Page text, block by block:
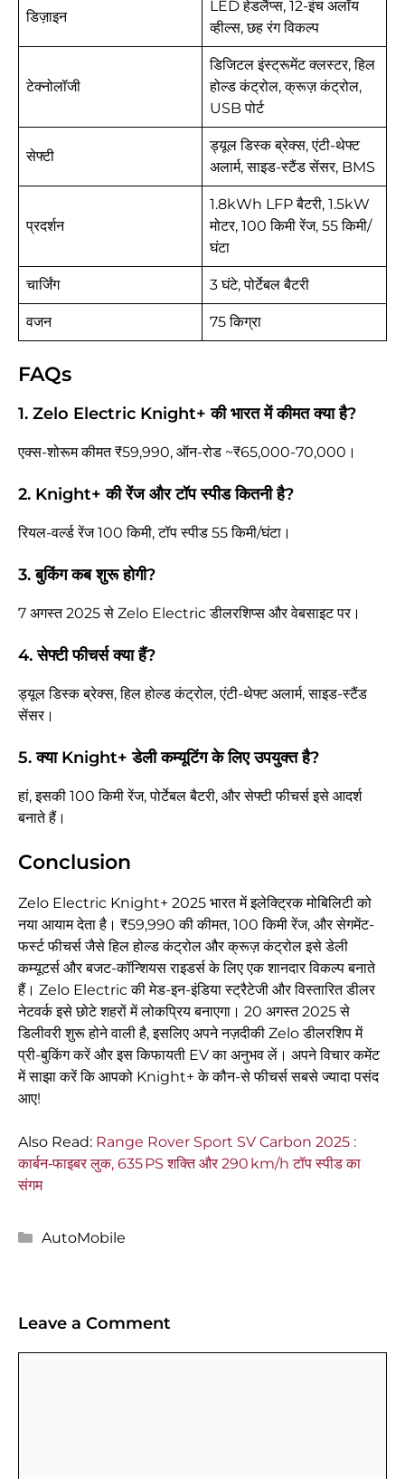
डिज़ाइन
LED हेडलैंप्स, 12-इंच अलॉय
व्हील्स, छह रंग विकल्प
टेक्नोलॉजी
डिजिटल इंस्ट्रूमेंट क्लस्टर, हिल
होल्ड कंट्रोल, क्रूज़ कंट्रोल,
USB पोर्ट
सेफ्टी
ड्यूल डिस्क ब्रेक्स, एंटी-थेफ्ट
अलार्म, साइड-स्टैंड सेंसर, BMS
प्रदर्शन
1.8kWh LFP बैटरी, 1.5kW
मोटर, 100 किमी रेंज, 55 किमी/
घंटा
चार्जिंग 3 घंटे, पोर्टेबल बैटरी
वजन 75 किग्रा
FAQs
1. Zelo Electric Knight+ की भारत में कीमत क्या है?
एक्स-शोरूम कीमत ₹59,990, ऑन-रोड ~₹65,000-70,000।
2. Knight+ की रेंज और टॉप स्पीड कितनी है?
रियल-वर्ल्ड रेंज 100 किमी, टॉप स्पीड 55 किमी/घंटा।
3. बुकिंग कब शुरू होगी?
7 अगस्त 2025 से Zelo Electric डीलरशिप्स और वेबसाइट पर।
4. सेफ्टी फीचर्स क्या हैं?
ड्यूल डिस्क ब्रेक्स, हिल होल्ड कंट्रोल, एंटी-थेफ्ट अलार्म, साइड-स्टैंड
सेंसर।
5. क्या Knight+ डेली कम्यूटिंग के लिए उपयुक्त है?
हां, इसकी 100 किमी रेंज, पोर्टेबल बैटरी, और सेफ्टी फीचर्स इसे आदर्श
बनाते हैं।
Conclusion
Zelo Electric Knight+ 2025 भारत में इलेक्ट्रिक मोबिलिटी को
नया आयाम देता है। ₹59,990 की कीमत, 100 किमी रेंज, और सेगमेंट-
फर्स्ट फीचर्स जैसे हिल होल्ड कंट्रोल और क्रूज़ कंट्रोल इसे डेली
कम्यूटर्स और बजट-कॉन्शियस राइडर्स के लिए एक शानदार विकल्प बनाते
हैं। Zelo Electric की मेड-इन-इंडिया स्ट्रैटेजी और विस्तारित डीलर
नेटवर्क इसे छोटे शहरों में लोकप्रिय बनाएगा। 20 अगस्त 2025 से
डिलीवरी शुरू होने वाली है, इसलिए अपने नज़दीकी Zelo डीलरशिप में
प्री-बुकिंग करें और इस किफायती EV का अनुभव लें। अपने विचार कमेंट
में साझा करें कि आपको Knight+ के कौन-से फीचर्स सबसे ज्यादा पसंद
आए!
Also Read: Range Rover Sport SV Carbon 2025 :
कार्बन‑फाइबर लुक, 635 PS शक्ति और 290 km/h टॉप स्पीड का
संगम
Categories
AutoMobile
Leave a Comment